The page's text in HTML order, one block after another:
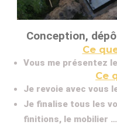
Conception,
Ce
Vous me présentez
Ce
Je revoie avec vous
Je finalise tous les
finitions, le mobilier